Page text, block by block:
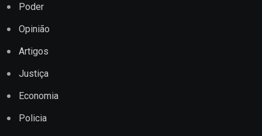
Poder
Opinião
Artigos
Justiça
Economia
Policia